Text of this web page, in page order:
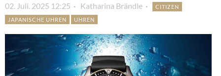
02. Juli. 2025 12:25 Katharina Brändle
CITIZEN
JAPANISCHE UHREN
UHREN